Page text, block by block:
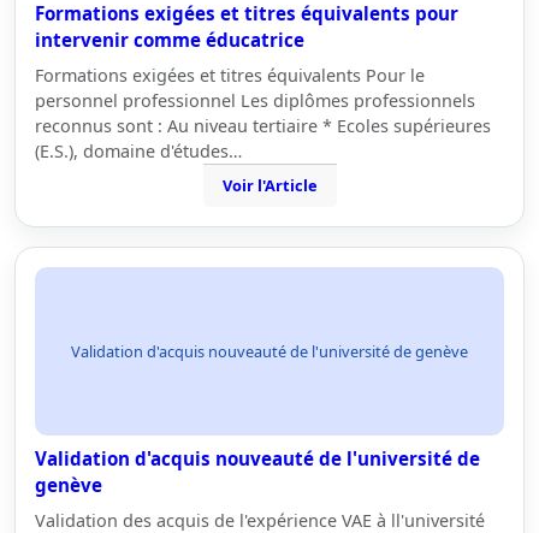
Formations exigées et titres équivalents pour
intervenir comme éducatrice
Formations exigées et titres équivalents Pour le
personnel professionnel Les diplômes professionnels
reconnus sont : Au niveau tertiaire * Ecoles supérieures
(E.S.), domaine d'études…
Voir l'Article
Validation d'acquis nouveauté de l'université de genève
Validation d'acquis nouveauté de l'université de
genève
Validation des acquis de l'expérience VAE à ll'université